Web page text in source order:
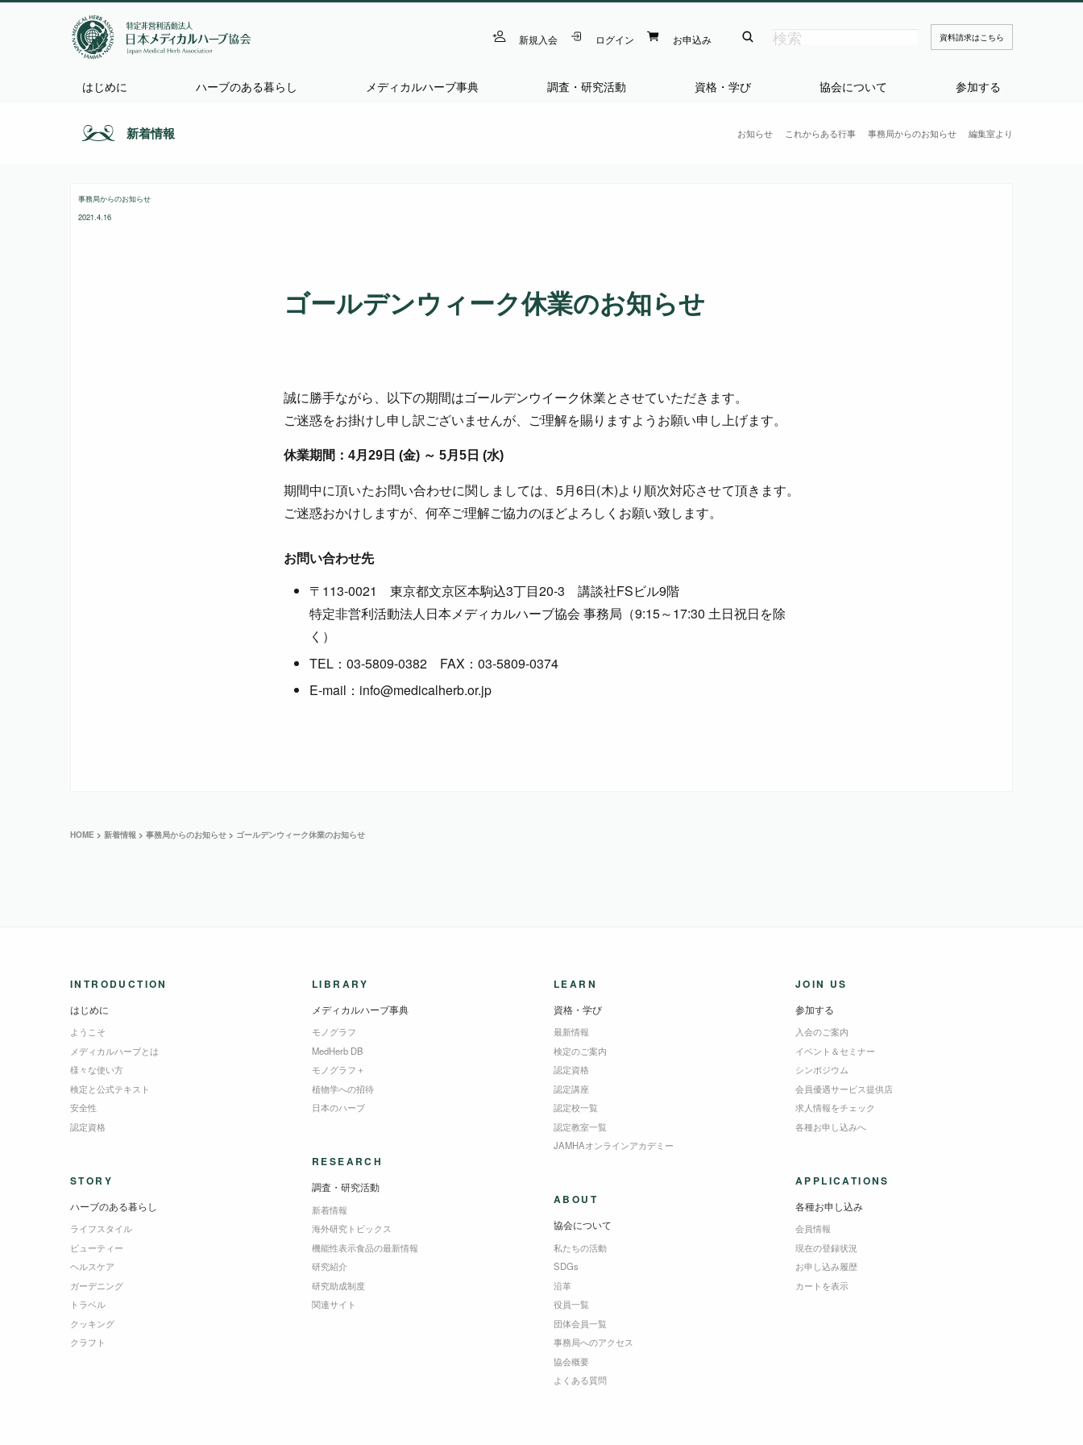
新規入会 ログイン お申込み 資料請求はこちら
はじめに ハーブのある暮らし メディカルハーブ事典 調査・研究活動 資格・学び 協会について 参加する
新着情報 お知らせ これからある行事 事務局からのお知らせ 編集室より
事務局からのお知らせ
2021.4.16
ゴールデンウィーク休業のお知らせ
誠に勝手ながら、以下の期間はゴールデンウイーク休業とさせていただきます。
ご迷惑をお掛けし申し訳ございませんが、ご理解を賜りますようお願い申し上げます。
休業期間：4月29日 (金) ～ 5月5日 (水)
期間中に頂いたお問い合わせに関しましては、5月6日(木)より順次対応させて頂きます。
ご迷惑おかけしますが、何卒ご理解ご協力のほどよろしくお願い致します。
お問い合わせ先
〒113-0021 東京都文京区本駒込3丁目20-3 講談社FSビル9階
特定非営利活動法人日本メディカルハーブ協会 事務局（9:15～17:30 土日祝日を除
く）
TEL：03-5809-0382 FAX：03-5809-0374
E-mail：info@medicalherb.or.jp
HOME > 新着情報 > 事務局からのお知らせ > ゴールデンウィーク休業のお知らせ
INTRODUCTION
はじめに
ようこそ
メディカルハーブとは
様々な使い方
検定と公式テキスト
安全性
認定資格
STORY
ハーブのある暮らし
ライフスタイル
ビューティー
ヘルスケア
ガーデニング
トラベル
クッキング
クラフト
LIBRARY
メディカルハーブ事典
モノグラフ
MedHerb DB
モノグラフ＋
植物学への招待
日本のハーブ
RESEARCH
調査・研究活動
新着情報
海外研究トピックス
機能性表示食品の最新情報
研究紹介
研究助成制度
関連サイト
LEARN
資格・学び
最新情報
検定のご案内
認定資格
認定講座
認定校一覧
認定教室一覧
JAMHAオンラインアカデミー
ABOUT
協会について
私たちの活動
SDGs
沿革
役員一覧
団体会員一覧
事務局へのアクセス
協会概要
よくある質問
JOIN US
参加する
入会のご案内
イベント＆セミナー
シンポジウム
会員優遇サービス提供店
求人情報をチェック
各種お申し込みへ
APPLICATIONS
各種お申し込み
会員情報
現在の登録状況
お申し込み履歴
カートを表示